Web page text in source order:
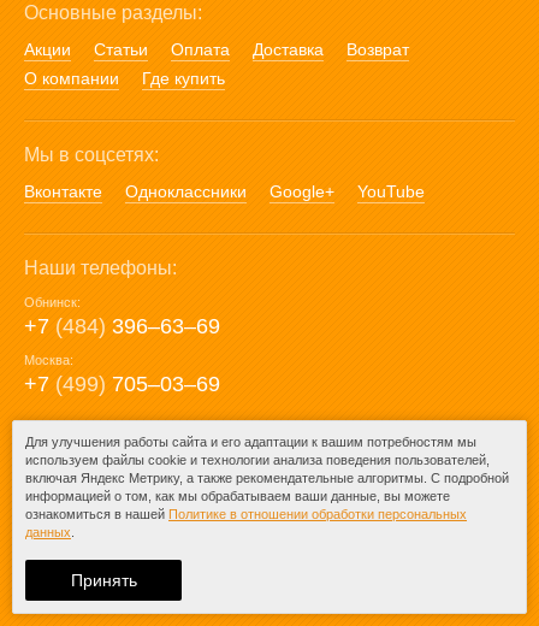
Основные разделы:
Акции Статьи Оплата Доставка
Возврат
О компании
Где купить
Мы в соцсетях:
Вконтакте Одноклассники Google+ YouTube
Наши телефоны:
Обнинск:
+7 (484) 396‒63‒69
Москва:
+7 (499) 705‒03‒69
E-mail:
mail@posuda40.ru
При любом копировании информации
ссылка на
Для улучшения работы сайта и его адаптации к вашим потребностям мы
используем файлы cookie и технологии анализа поведения пользователей,
включая Яндекс Метрику, а также рекомендательные алгоритмы. С подробной
информацией о том, как мы обрабатываем ваши данные, вы можете
ознакомиться в нашей Политике в отношении обработки персональных
данных
Принять